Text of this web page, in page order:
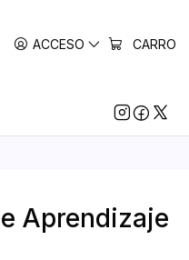
ACCESO CARRO
Aprendizaje